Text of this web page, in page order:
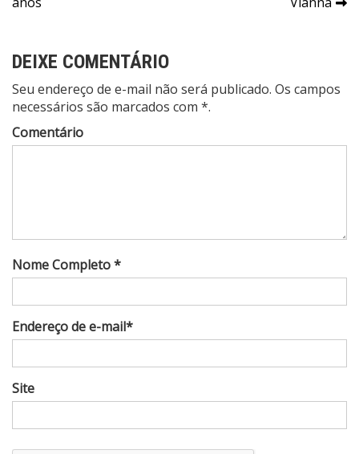
Post
DEIXE COMENTÁRIO
Seu endereço de e-mail não será publicado. Os campos
necessários são marcados com *.
Comentário
Nome Completo *
Endereço de e-mail*
Site